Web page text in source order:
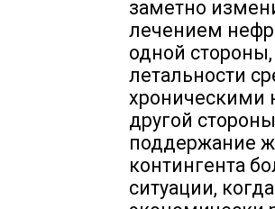
заметно
лечением
одной
летальности
хроническими
другой
поддержание
контингента
ситуации,